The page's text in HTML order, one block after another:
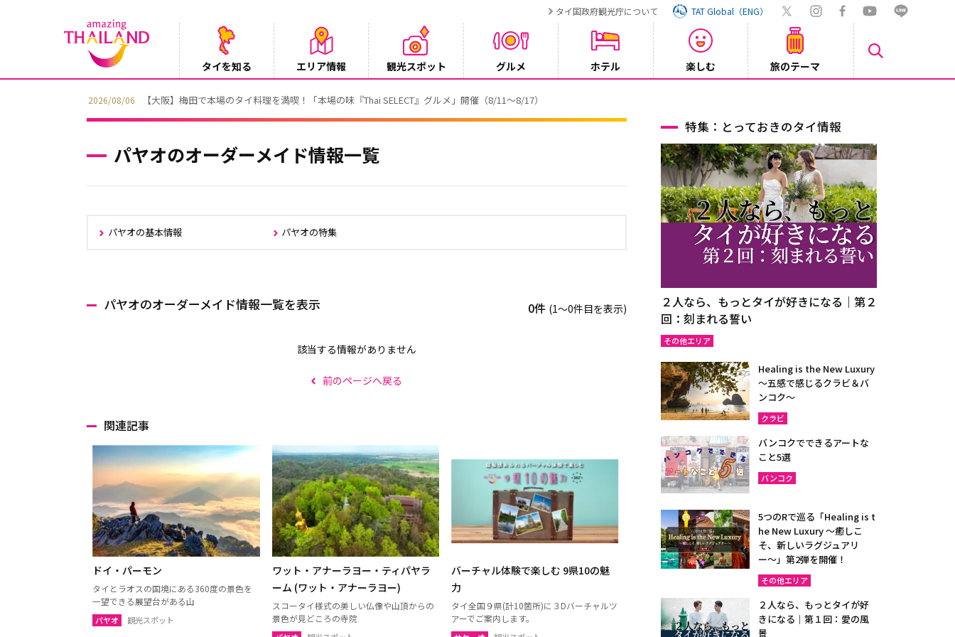
タイ国政府観光庁について TAT Global（ENG）
タイを知る エリア情報 観光スポット グルメ ホテル 楽しむ 旅のテーマ
2026/08/05 【テレビ】NHK『世界ふれあい街歩き』でタイ・プーケットが紹介されます
パヤオのオーダーメイド情報一覧
パヤオの基本情報 パヤオの特集
パヤオのオーダーメイド情報一覧を表示 0件 (1〜0件目を表示)
該当する情報がありません
前のページへ戻る
関連記事
ドイ・パーモン
タイとラオスの国境にある360度の景色を
一望できる展望台がある山
パヤオ 観光スポット
ワット・アナーラヨー・ティパヤラ
ーム (ワット・アナーラヨー)
スコータイ様式の美しい仏像や山頂からの
景色が見どころの寺院
バーチャル体験で楽しむ 9県10の魅
力
タイ全国９県(計10箇所)に３Dバーチャルツ
アーでご案内します。
特集：とっておきのタイ情報
２人なら、もっとタイが好きになる｜第２
回：刻まれる誓い
その他エリア
Healing is the New Luxury
～五感で感じるクラビ＆バ
ンコク～
クラビ
バンコクでできるアートな
こと5選
バンコク
5つのRで巡る「Healing is t
he New Luxury ～癒しこ
そ、新しいラグジュアリ
ー〜」第2弾を開催！
その他エリア
２人なら、もっとタイが好
きになる｜第１回：愛の風
景